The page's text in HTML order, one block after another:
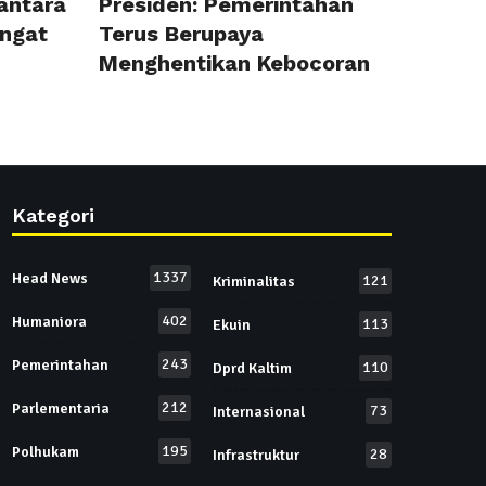
Terus Berupaya
Menghentikan Kebocoran
Kategori
Head News 1337
Humaniora 402
Pemerintahan 243
Parlementaria 212
Polhukam 195
Kriminalitas 121
Ekuin 113
Dprd Kaltim 110
Internasional 73
Infrastruktur 28